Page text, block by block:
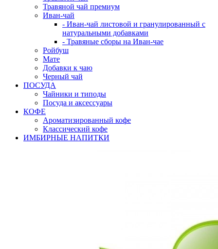
Травяной чай премиум
Иван-чай
- Иван-чай листовой и гранулированный с
натуральными добавками
- Травяные сборы на Иван-чае
Ройбуш
Мате
Добавки к чаю
Черный чай
ПОСУДА
Чайники и типоды
Посуда и аксессуары
КОФЕ
Ароматизированный кофе
Классический кофе
ИМБИРНЫЕ НАПИТКИ